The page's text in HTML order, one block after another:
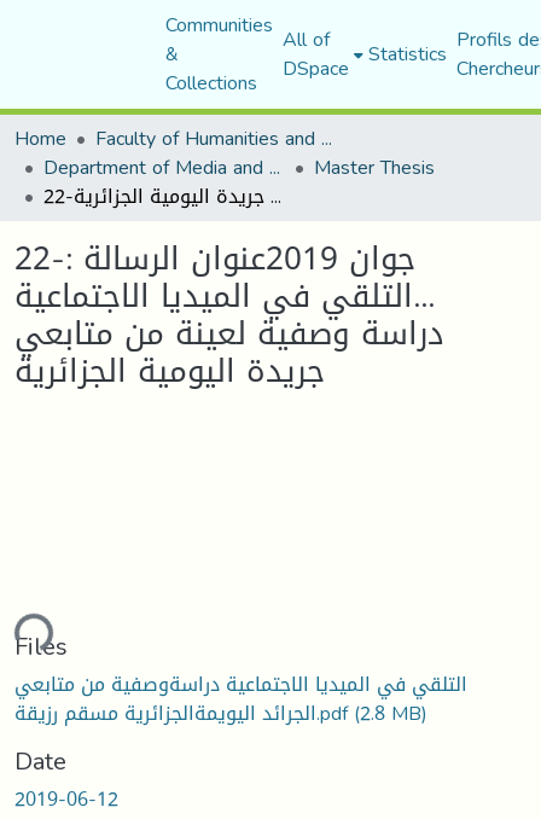
Communities
&
Collections
All of
DSpace Statistics Profils
Home
Faculty of Humanities and Social Sciences
Department of Media and Communication Studies Master Thesis
22-جوان 2019عنوان الرسالة : ...التلقي في الميديا الاجتماعية دراسة وصفية لعينة من متابعي جريدة اليومية الجزائرية
22-جوان 2019عنوان الرسالة :
...التلقي في الميديا الاجتماعية
دراسة وصفية لعينة من متابعي
جريدة اليومية الجزائرية
Files
التلقي في الميديا الاجتماعية دراسةوصفية من متابعي
الجرائد اليويمةالجزائرية مسقم رزيقة.pdf(2.8 MB)
Date
2019-06-12